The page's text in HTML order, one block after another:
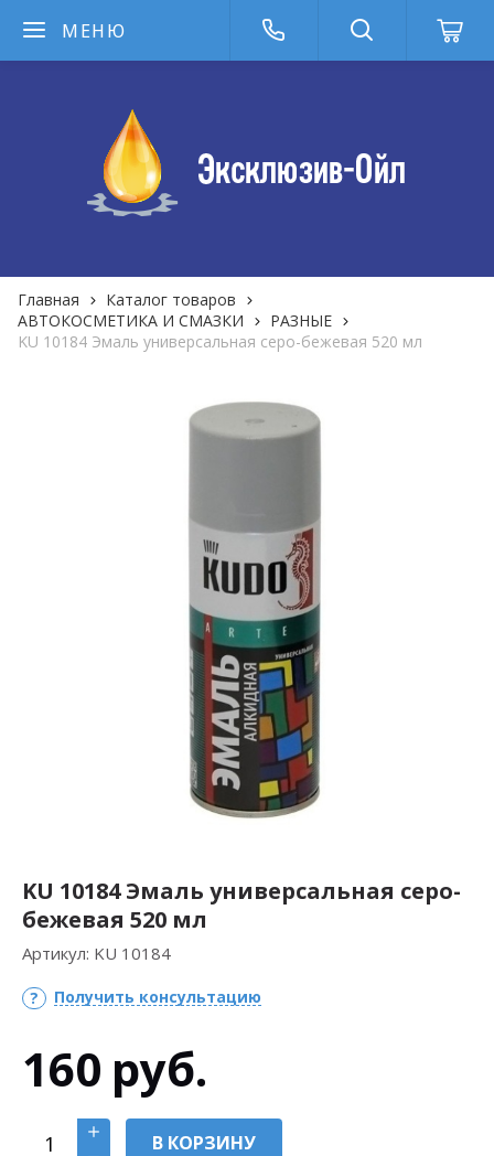
МЕНЮ
Главная
Каталог товаров
АВТОКОСМЕТИКА И СМАЗКИ
РАЗНЫЕ
KU 10184 Эмаль универсальная серо-бежевая 520 мл
KU 10184 Эмаль универсальная серо-
бежевая 520 мл
Артикул: KU 10184
Получить консультацию
160 руб.
В КОРЗИНУ